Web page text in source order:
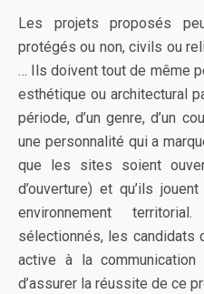
Les projets proposés
protégés ou non, civils ou
… Ils doivent tout de même
esthétique ou architectural
période, d’un genre, d’un
une personnalité qui a
que les sites soient
d’ouverture) et qu’ils
environnement
sélectionnés, les candidats
active à la
d’assurer la réussite de ce